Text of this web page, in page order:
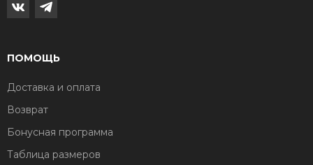
ПОМОЩЬ
Доставка и оплата
Возврат
Бонусная программа
Таблица размеров